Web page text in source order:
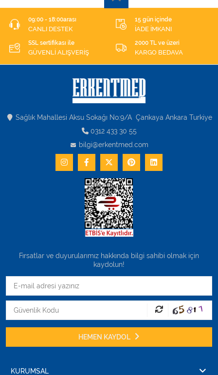
09:00 - 18:00arası
CANLI DESTEK
15 gün içinde
İADE İMKANI
SSL sertifikası ile
GÜVENLİ ALIŞVERİŞ
2000 TL ve üzeri
KARGO BEDAVA
Sağlık Mahallesi Aksu Sokağı No:9/A Çankaya Ankara Turkiye
0312 433 30 55
bilgi@erkentmed.com
Fırsatlar ve duyurularımız hakkında bilgi sahibi olmak için
kaydolun!
HEMEN KAYDOL
KURUMSAL